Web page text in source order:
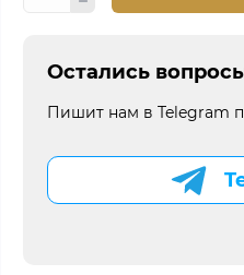
Остались
Пишит нам в Telegram